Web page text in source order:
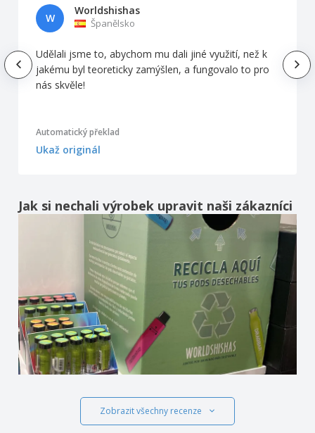
W
Worldshishas
Španělsko
Udělali jsme to, abychom mu dali jiné využití, než k
jakému byl teoreticky zamýšlen, a fungovalo to pro
nás skvěle!
Automatický překlad
Ukaž originál
Jak si nechali výrobek upravit naši zákazníci
Zobrazit všechny recenze